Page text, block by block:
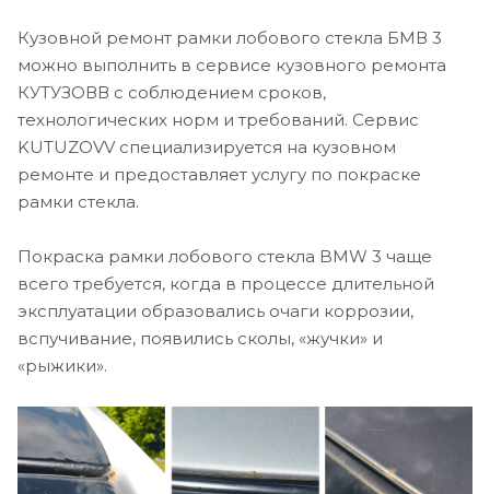
Кузовной ремонт рамки лобового стекла БМВ 3
можно выполнить в сервисе кузовного ремонта
КУТУЗОВВ с соблюдением сроков,
технологических норм и требований. Сервис
KUTUZOVV специализируется на кузовном
ремонте и предоставляет услугу по покраске
рамки стекла.
Покраска рамки лобового стекла BMW 3 чаще
всего требуется, когда в процессе длительной
эксплуатации образовались очаги коррозии,
вспучивание, появились сколы, «жучки» и
«рыжики».